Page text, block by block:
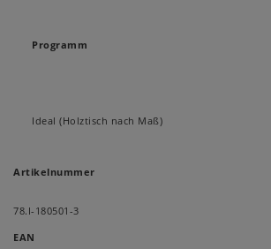
Programm
Ideal (Holztisch nach Maß)
Artikelnummer
78.I-180501-3
EAN